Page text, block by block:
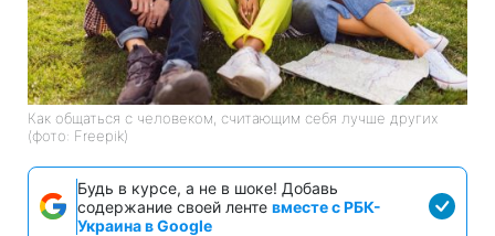
Как общаться с человеком, считающим себя лучше других
(фото: Freepik)
Будь в курсе, а не в шоке! Добавь
содержание своей ленте вместе с РБК-
Украина в Google